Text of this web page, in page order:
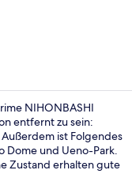
NIHONBASHI
entfernt zu sein:
ist Folgendes
Dome und Ueno-Park.
Zustand erhalten gute